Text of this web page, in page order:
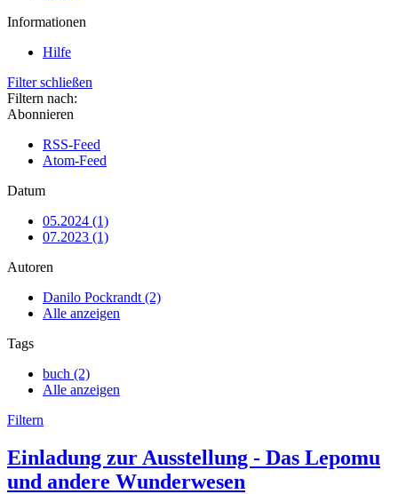
Informationen
Hilfe
Filter schließen
Filtern nach:
Abonnieren
RSS-Feed
Atom-Feed
Datum
05.2024 (1)
07.2023 (1)
Autoren
Danilo Pockrandt (2)
Alle anzeigen
Tags
buch (2)
Alle anzeigen
Filtern
Einladung zur Ausstellung - Das Lepomu
und andere Wunderwesen